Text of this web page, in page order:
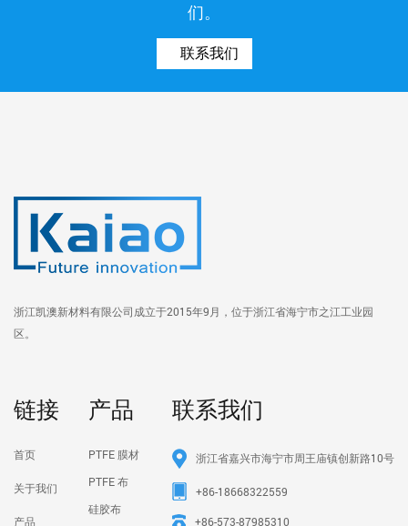
们。
联系我们
浙江凯澳新材料有限公司成立于2015年9月，位于浙江省海宁市之江工业园
区。
链接
首页
关于我们
产品
产品
PTFE 膜材
PTFE 布
硅胶布
联系我们
浙江省嘉兴市海宁市周王庙镇创新路10号
+86-18668322559
+86-573-87985310